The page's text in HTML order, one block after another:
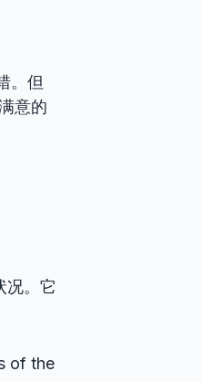
。但
意的
况。它
of the